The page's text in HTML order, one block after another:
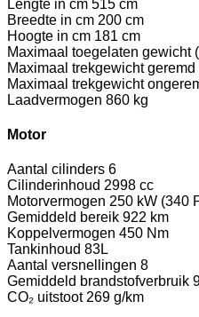
Lengte in cm 515 cm
Breedte in cm 200 cm
Hoogte in cm 181 cm
Maximaal toegelaten gewicht
Maximaal trekgewicht geremd
Maximaal trekgewicht
Laadvermogen 860 kg
Motor
Aantal cilinders 6
Cilinderinhoud 2998 cc
Motorvermogen 250 kW (340
Gemiddeld bereik 922 km
Koppelvermogen 450 Nm
Tankinhoud 83L
Aantal versnellingen 8
Gemiddeld brandstofverbruik
CO₂ uitstoot 269 g/km